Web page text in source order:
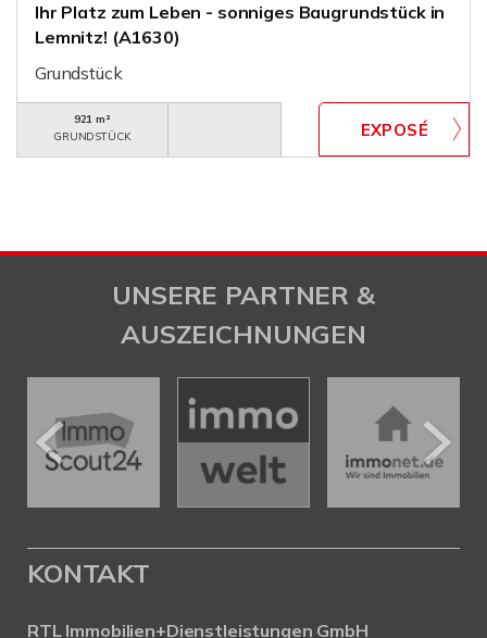
Ihr Platz zum Leben - sonniges Baugrundstück in
Lemnitz! (A1630)
Grundstück
921 m²
GRUNDSTÜCK
UNSERE PARTNER &
AUSZEICHNUNGEN
KONTAKT
RTL Immobilien+Dienstleistungen GmbH